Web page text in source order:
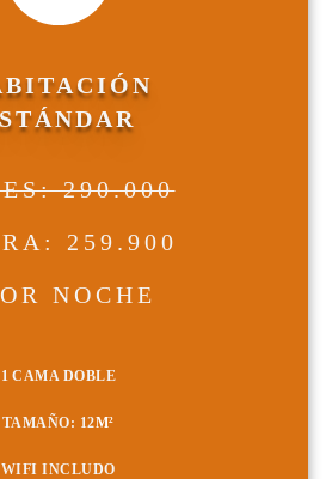
290.000
259.900
NOCHE
1 CAMA DOBLE
TAMAÑO: 12M²
WIFI INCLUDO